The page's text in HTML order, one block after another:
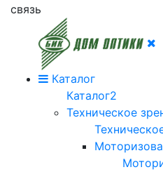
связь
Каталог
Каталог2
Техническое